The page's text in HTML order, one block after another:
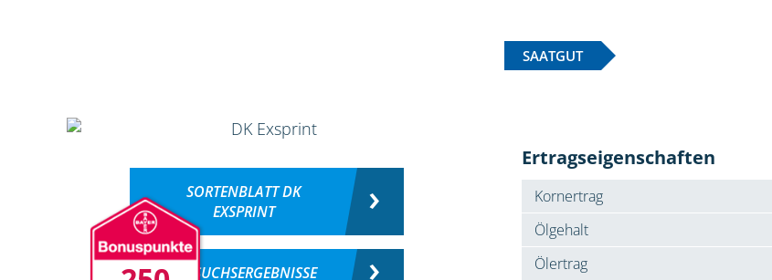
SAATGUT
SORTENBLATT DK
EXSPRINT
VERSUCHSERGEBNISSE
Ertragseigenschaften
Kornertrag
Ölgehalt
Ölertrag